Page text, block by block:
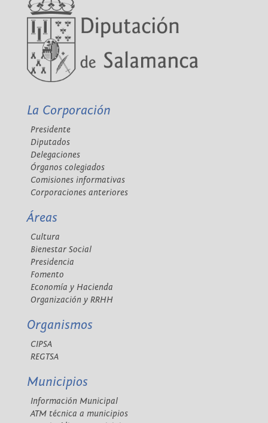
La Corporación
Presidente
Diputados
Delegaciones
Órganos colegiados
Comisiones informativas
Corporaciones anteriores
Áreas
Cultura
Bienestar Social
Presidencia
Fomento
Economía y Hacienda
Organización y RRHH
Organismos
CIPSA
REGTSA
Municipios
Información Municipal
ATM técnica a municipios